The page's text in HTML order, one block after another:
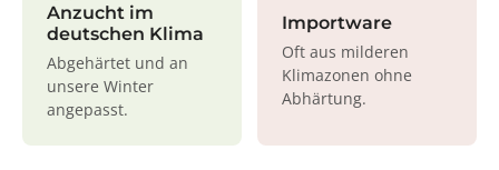
Anzucht im
deutschen Klima
Abgehärtet und an
unsere Winter
angepasst.
Importware
Oft aus milderen
Klimazonen ohne
Abhärtung.